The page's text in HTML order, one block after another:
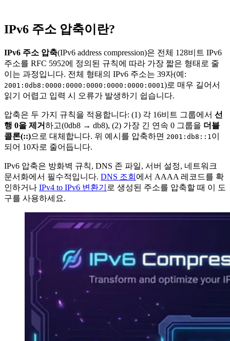
IPv6 주소 압축이란?
IPv6 주소 압축(IPv6 address compression)은 전체 128비트 IPv6
주소를 RFC 5952에 정의된 규칙에 따라 가장 짧은 형태로 줄
이는 과정입니다. 전체 형태의 IPv6 주소는 39자(예:
2001:0db8:0000:0000:0000:0000:0000:0001 )로 매우 길어서
읽기 어렵고 입력 시 오류가 발생하기 쉽습니다.
압축은 두 가지 규칙을 적용합니다: (1) 각 16비트 그룹에서 선
행 0을 제거하고(0db8 → db8), (2) 가장 긴 연속 0 그룹을 더블
콜론(::)으로 대체합니다. 위 예시를 압축하면 2001:db8::1 이
되어 10자로 줄어듭니다.
IPv6 압축은 방화벽 규칙, DNS 존 파일, 서버 설정, 네트워크
문서화에서 필수적입니다. DNS 조회 에서 AAAA 레코드를 확
인하거나 IPv4 to IPv6 변환기 로 생성된 주소를 압축할 때 이 도
구를 사용하세요.